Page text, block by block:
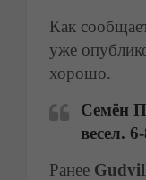
Как
уже
хорошо.
Семён
весел.
Ранее